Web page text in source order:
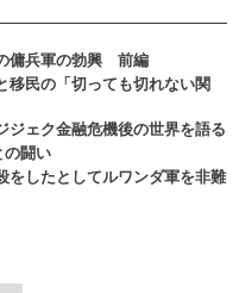
傭兵軍の勃興 前編
移民の「切っても切れない関
ジェク金融危機後の世界を語る
の闘い
したとしてルワンダ軍を非難